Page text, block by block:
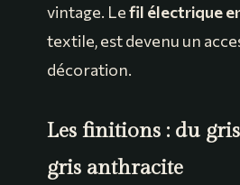
vintage. Lefil électrique
textile, est devenu un
décoration.
Les finitions : du
gris anthracite